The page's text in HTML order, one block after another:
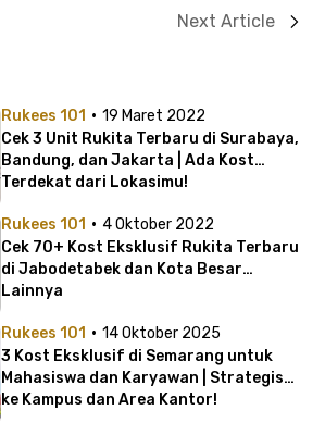
Next Article
Rukees 101 · 19 Maret 2022
Cek 3 Unit Rukita Terbaru di Surabaya,
Bandung, dan Jakarta | Ada Kost
Terdekat dari Lokasimu!
Rukees 101 · 4 Oktober 2022
Cek 70+ Kost Eksklusif Rukita Terbaru
di Jabodetabek dan Kota Besar
Lainnya
Rukees 101 · 14 Oktober 2025
3 Kost Eksklusif di Semarang untuk
Mahasiswa dan Karyawan | Strategis
ke Kampus dan Area Kantor!